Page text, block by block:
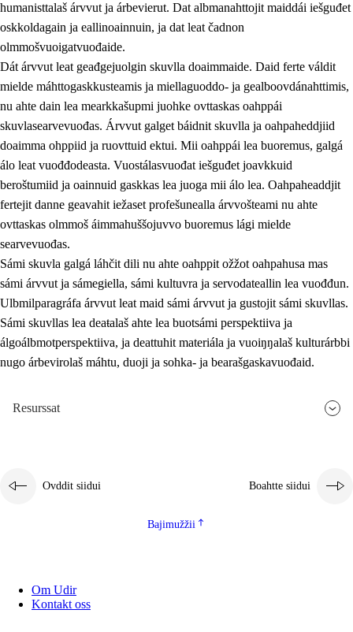
1.1 Olmmošárvu
1.2 Identitehta ja kultuvrralaš girjáivuohta
1.3 Kritihkalaš jurddašeapmi ja ehtalaš diđolašvuohta
1.4 Hutkanillu, beroštupmi ja suokkardanhuovva
1.5 Luondduákten ja birasdiđolašvuohta
1.6 Demokratiija ja mielváikkuheapmi
humanisttalaš árvvut ja árbevierut. Dat albmanahttojit maiddái iešguđet
oskkoldagain ja eallinoainnuin, ja dat leat čadnon
olmmošvuoigatvuođaide.
Dát árvvut leat geađgejuolgin skuvlla doaimmaide. Daid ferte váldit
mielde máhttogaskkusteamis ja miellaguoddo- ja gealboovdánahttimis,
nu ahte dain lea mearkkašupmi juohke ovttaskas oahppái
skuvlasearvevuođas. Árvvut galget báidnit skuvlla ja oahpaheddjiid
doaimma ohppiid ja ruovttuid ektui. Mii oahppái lea buoremus, galgá
álo leat vuođđodeasta. Vuostálasvuođat iešguđet joavkkuid
beroštumiid ja oainnuid gaskkas lea juoga mii álo lea. Oahpaheaddjit
fertejit danne geavahit iežaset profešunealla árvvošteami nu ahte
ovttaskas olmmoš áimmahuššojuvvo buoremus lági mielde
searvevuođas.
Sámi skuvla galgá láhčit dili nu ahte oahppit ožžot oahpahusa mas
sámi árvvut ja sámegiella, sámi kultuvra ja servodateallin lea vuođđun.
Ulbmilparagráfa árvvut leat maid sámi árvvut ja gustojit sámi skuvllas.
Sámi skuvllas lea deaŧalaš ahte lea buotsámi perspektiiva ja
álgoálbmotperspektiiva, ja deattuhit materiála ja vuoiŋŋalaš kulturárbbi
nugo árbevirolaš máhtu, duoji ja sohka- ja bearašgaskavuođaid.
Resurssat
Ovddit siidui Boahtte siidui
Bajimužžii
Om Udir
Kontakt oss